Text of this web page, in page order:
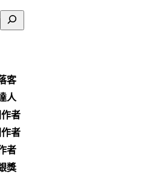
客
人
者
者
者
獎